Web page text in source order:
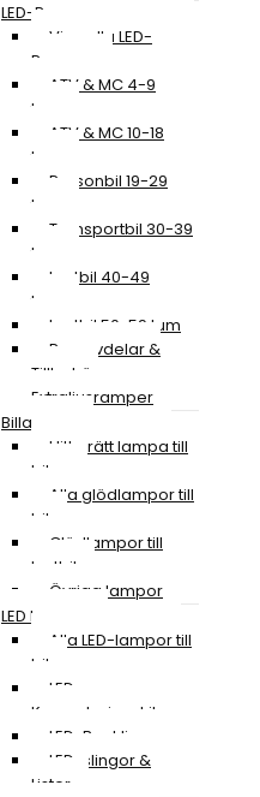
LED-Ramper
Visa alla LED-
Ramper
ATV & MC 4-9
tum
ATV & MC 10-18
tum
Personbil 19-29
tum
Transportbil 30-39
tum
Lastbil 40-49
tum
Lastbil 50-59 tum
Reservdelar &
Tillbehör
Extraljusramper
Billampor
Hitta rätt lampa till
bilen
Alla glödlampor till
bil
Glödlampor till
lastbil
Övriga lampor
LED Lampor
Alla LED-lampor till
bil
LED
Konverteringskit
LED-Backljus
LED-slingor &
Lister